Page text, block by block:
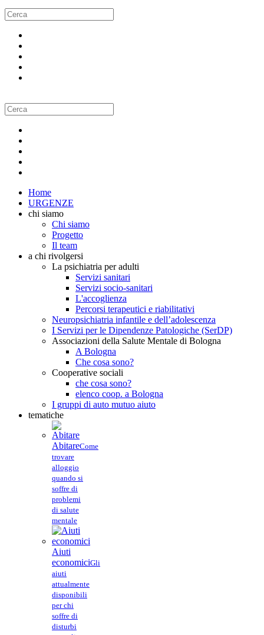
Home
URGENZE
chi siamo
Chi siamo
Progetto
Il team
a chi rivolgersi
La psichiatria per adulti
Servizi sanitari
Servizi socio-sanitari
L'accoglienza
Percorsi terapeutici e riabilitativi
Neuropsichiatria infantile e dell’adolescenza
I Servizi per le Dipendenze Patologiche (SerDP)
Associazioni della Salute Mentale di Bologna
A Bologna
Che cosa sono?
Cooperative sociali
che cosa sono?
elenco coop. a Bologna
I gruppi di auto mutuo aiuto
tematiche
AbitareCome
trovare
alloggio
quando si
soffre di
problemi
di salute
mentale
Aiuti
economiciGli
aiuti
attualmente
disponibili
per chi
soffre di
disturbi